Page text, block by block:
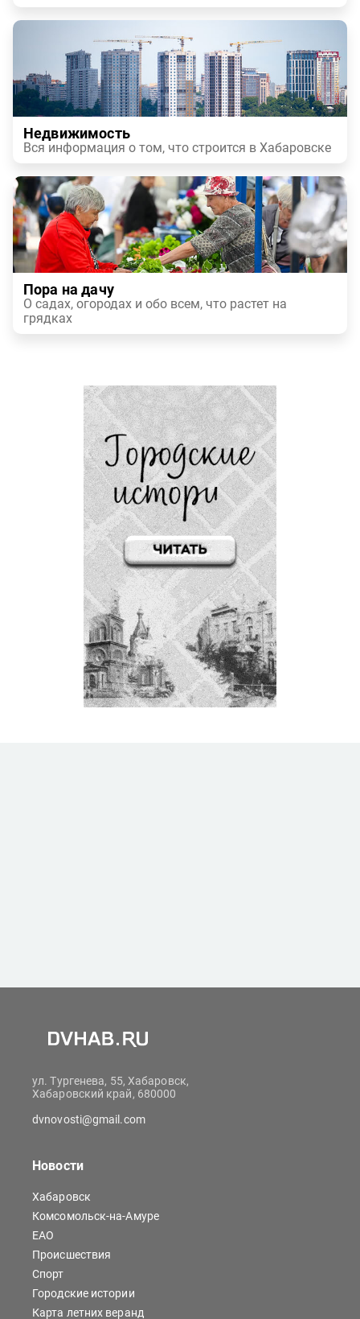
Недвижимость
Вся информация о том, что строится в Хабаровске
Пора на дачу
О садах, огородах и обо всем, что растет на
грядках
ул. Тургенева, 55, Хабаровск,
Хабаровский край, 680000
dvnovosti@gmail.com
Новости
Хабаровск
Комсомольск-на-Амуре
ЕАО
Происшествия
Спорт
Городские истории
Карта летних веранд